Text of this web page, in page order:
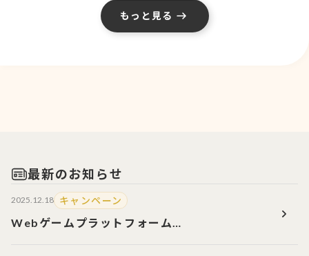
もっと見る
最新のお知らせ
2025.12.18 キャンペーン
Webゲームプラットフォーム